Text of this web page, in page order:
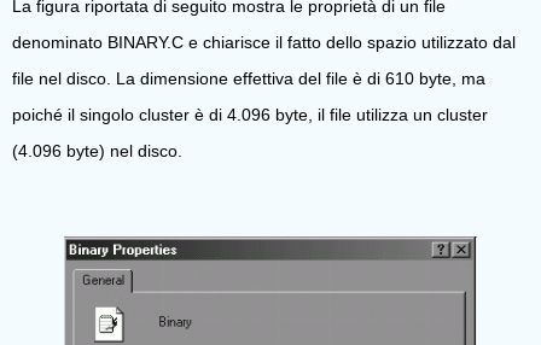
La figura riportata di seguito mostra le proprietà di un file
denominato BINARY.C e chiarisce il fatto dello spazio utilizzato dal
file nel disco. La dimensione effettiva del file è di 610 byte, ma
poiché il singolo cluster è di 4.096 byte, il file utilizza un cluster
(4.096 byte) nel disco.